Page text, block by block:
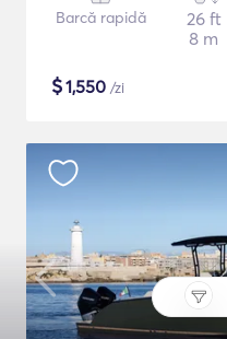
Barcă rapidă
26 ft
8 m
$1,550 /zi